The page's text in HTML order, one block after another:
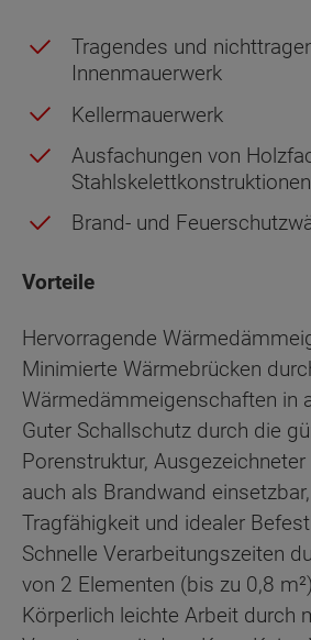
Tragendes und
Innenmauerwerk
Kellermauerwerk
Ausfachungen von
Stahlskelettkonstruktionen
Brand- und
Vorteile
Hervorragende
Minimierte Wärmebrücken
Wärmedämmeigenschaften in
Guter Schallschutz durch die
Porenstruktur,
auch als Brandwand
Tragfähigkeit und idealer
Schnelle Verarbeitungszeiten
von 2 Elementen (bis zu 0,8
Körperlich leichte Arbeit durch